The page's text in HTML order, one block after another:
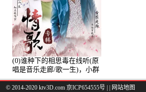
(0)谁种下的相思毒在线听(原
唱是音乐走廊/歌一生)，小群
演唱点播:8975次
© 2014-2020 ktv3D.com 京ICP654555号 | 网站地图